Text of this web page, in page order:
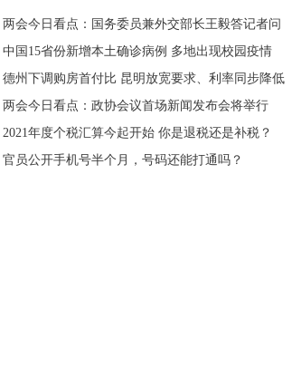
两会今日看点：国务委员兼外交部长王毅答记者问
中国15省份新增本土确诊病例 多地出现校园疫情
德州下调购房首付比 昆明放宽要求、利率同步降低
两会今日看点：政协会议首场新闻发布会将举行
2021年度个税汇算今起开始 你是退税还是补税？
官员公开手机号半个月，号码还能打通吗？